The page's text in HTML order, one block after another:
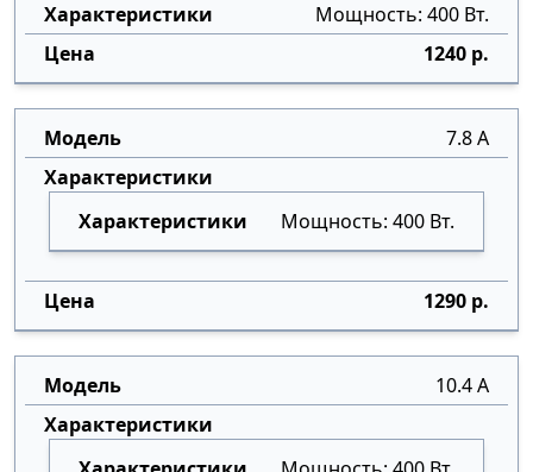
Мощность: 400 Вт.
1240 р.
7.8 А
Мощность: 400 Вт.
1290 р.
10.4 А